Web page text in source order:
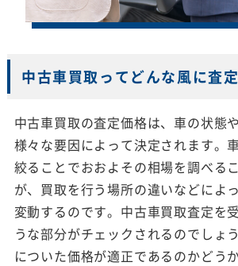
中古車買取ってどんな風に査
中古車買取の査定価格は、車の状態
様々な要因によって決定されます。
絞ることでおおよその相場を調べる
が、買取を行う場所の違いなどによ
変動するのです。中古車買取査定を
うな部分がチェックされるのでしょ
についた価格が適正であるのかどう